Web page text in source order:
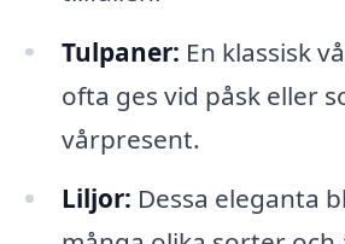
Tulpaner: En klassisk
ofta ges vid påsk eller
vårpresent.
Liljor: Dessa eleganta